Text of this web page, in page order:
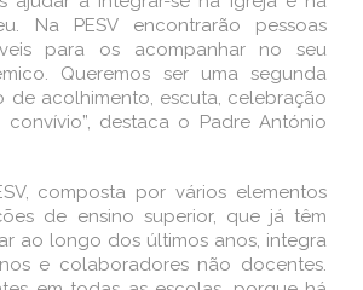
Na PESV encontrarão pessoas
para os acompanhar no seu
Queremos ser uma segunda
de acolhimento, escuta, celebração
destaca o Padre António
composta por vários elementos
de ensino superior, que já têm
ao longo dos últimos anos, integra
e colaboradores não docentes.